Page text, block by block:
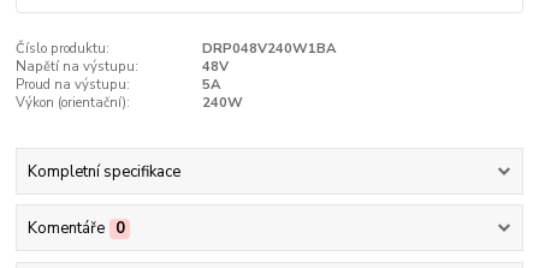
Číslo produktu:
DRP048V240W1BA
Napětí na výstupu:
48V
Proud na výstupu:
5A
Výkon (orientační):
240W
Kompletní specifikace
Komentáře 0